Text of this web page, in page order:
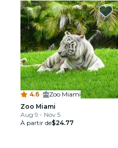
4.6 ·
Zoo Miami
Zoo Miami
Aug 9 - Nov 5
À partir de$24.77